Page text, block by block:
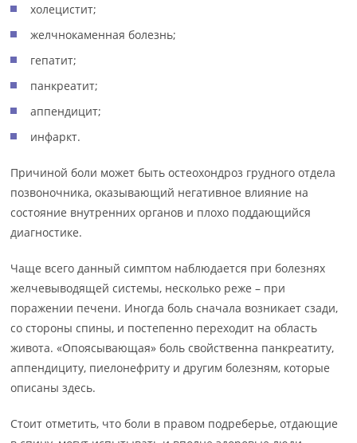
холецистит;
желчнокаменная болезнь;
гепатит;
панкреатит;
аппендицит;
инфаркт.
Причиной боли может быть остеохондроз грудного отдела
позвоночника, оказывающий негативное влияние на
состояние внутренних органов и плохо поддающийся
диагностике.
Чаще всего данный симптом наблюдается при болезнях
желчевыводящей системы, несколько реже – при
поражении печени. Иногда боль сначала возникает сзади,
со стороны спины, и постепенно переходит на область
живота. «Опоясывающая» боль свойственна панкреатиту,
аппендициту, пиелонефриту и другим болезням, которые
описаны здесь.
Стоит отметить, что боли в правом подреберье, отдающие